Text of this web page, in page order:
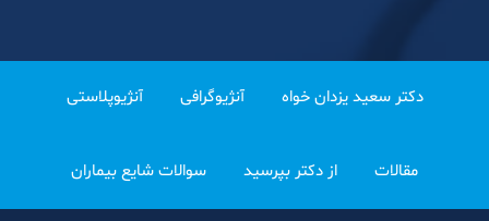
دکتر سعید یزدان خواه آنژیوگرافی آنژیوپلاستی
مقالات از دکتر بپرسید سوالات شایع بیماران